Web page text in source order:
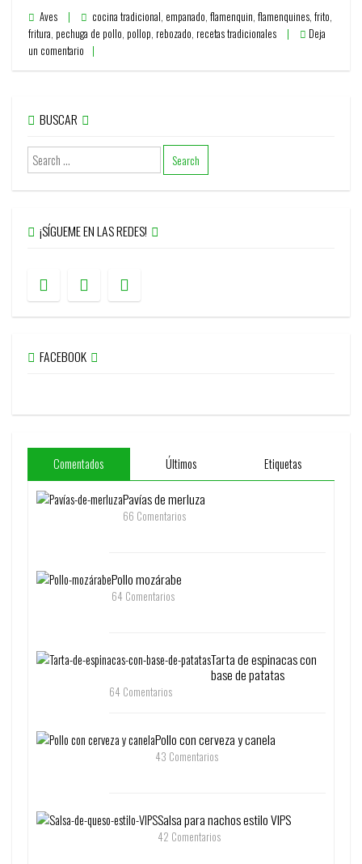
Aves cocina tradicional, empanado, flamenquin, flamenquines, frito,
fritura, pechuga de pollo, pollop, rebozado, recetas tradicionales
Deja
un comentario
BUSCAR
¡SÍGUEME EN LAS REDES!
FACEBOOK
Comentados Últimos Etiquetas
Pavías de merluza
66 Comentarios
Pollo mozárabe
64 Comentarios
Tarta de espinacas con
base de patatas
64 Comentarios
Pollo con cerveza y canela
43 Comentarios
Salsa para nachos estilo VIPS
42 Comentarios